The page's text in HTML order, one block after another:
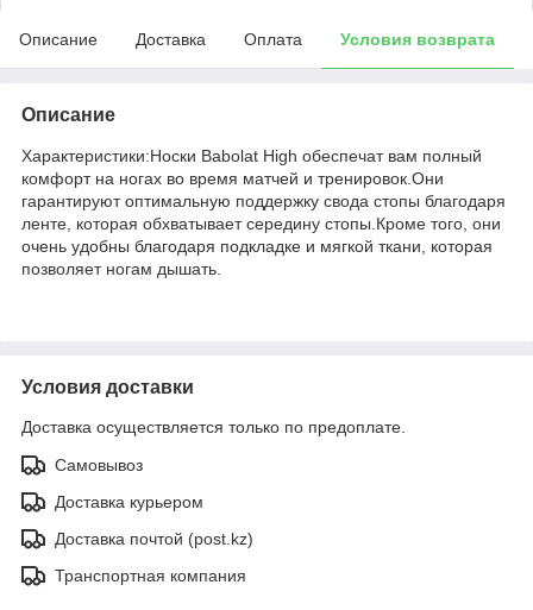
Описание Доставка Оплата Условия возврата
Описание
Характеристики:Носки Babolat High обеспечат вам полный
комфорт на ногах во время матчей и тренировок.Они
гарантируют оптимальную поддержку свода стопы благодаря
ленте, которая обхватывает середину стопы.Кроме того, они
очень удобны благодаря подкладке и мягкой ткани, которая
позволяет ногам дышать.
Условия доставки
Доставка осуществляется только по предоплате.
Самовывоз
Доставка курьером
Доставка почтой (post.kz)
Транспортная компания